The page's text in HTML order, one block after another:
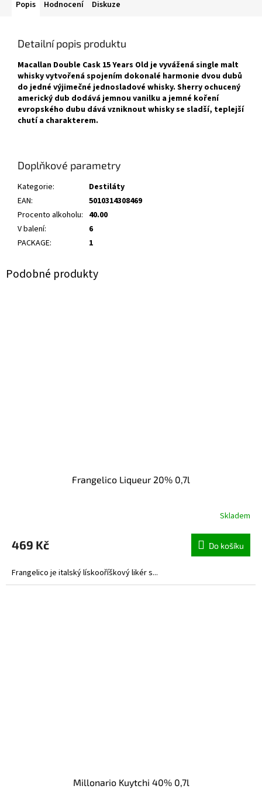
Popis Hodnocení Diskuze
Detailní popis produktu
Macallan Double Cask 15 Years Old je vyvážená single malt
whisky vytvořená spojením dokonalé harmonie dvou dubů
do jedné výjimečné jednosladové whisky. Sherry ochucený
americký dub dodává jemnou vanilku a jemné koření
evropského dubu dává vzniknout whisky se sladší, teplejší
chutí a charakterem.
Doplňkové parametry
Kategorie:
Destiláty
EAN:
5010314308469
Procento alkoholu: 40.00
V balení:
6
PACKAGE: 1
Frangelico Liqueur 20% 0,7l
Skladem
469 Kč Do košíku
Frangelico je italský lískooříškový likér s...
Millonario Kuytchi 40% 0,7l